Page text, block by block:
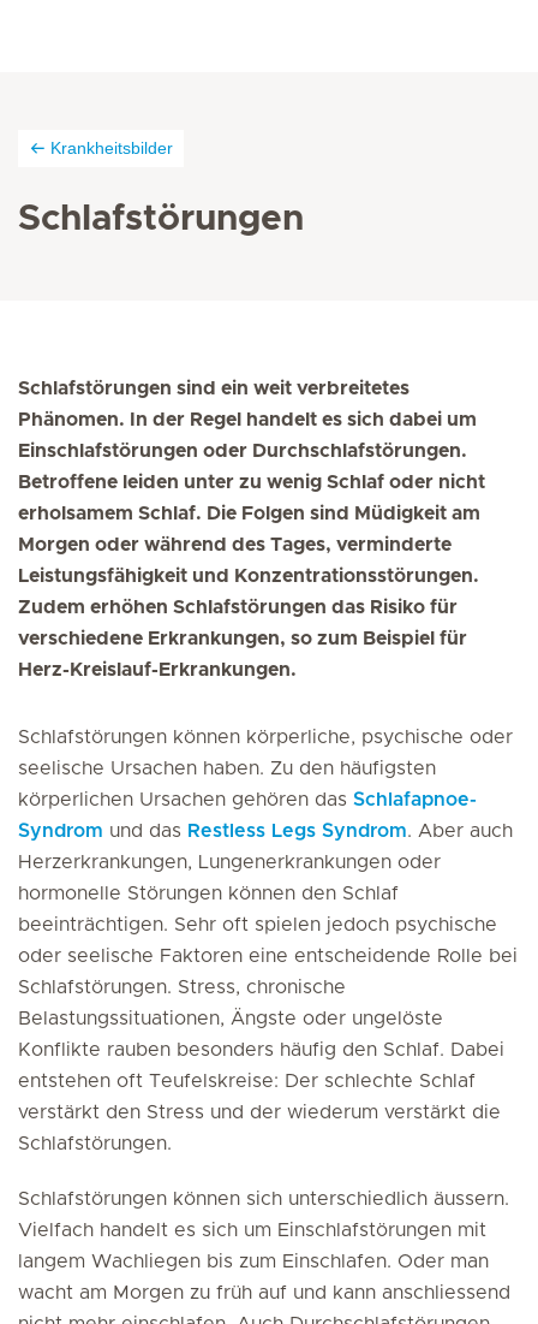
Krankheitsbilder
Schlafstörungen
Schlafstörungen sind ein weit verbreitetes
Phänomen. In der Regel handelt es sich dabei um
Einschlafstörungen oder Durchschlafstörungen.
Betroffene leiden unter zu wenig Schlaf oder nicht
erholsamem Schlaf. Die Folgen sind Müdigkeit am
Morgen oder während des Tages, verminderte
Leistungsfähigkeit und Konzentrationsstörungen.
Zudem erhöhen Schlafstörungen das Risiko für
verschiedene Erkrankungen, so zum Beispiel für
Herz-Kreislauf-Erkrankungen.
Schlafstörungen können körperliche, psychische oder
seelische Ursachen haben. Zu den häufigsten
körperlichen Ursachen gehören das Schlafapnoe-
Syndrom und das Restless Legs Syndrom. Aber auch
Herzerkrankungen, Lungenerkrankungen oder
hormonelle Störungen können den Schlaf
beeinträchtigen. Sehr oft spielen jedoch psychische
oder seelische Faktoren eine entscheidende Rolle bei
Schlafstörungen. Stress, chronische
Belastungssituationen, Ängste oder ungelöste
Konflikte rauben besonders häufig den Schlaf. Dabei
entstehen oft Teufelskreise: Der schlechte Schlaf
verstärkt den Stress und der wiederum verstärkt die
Schlafstörungen.
Schlafstörungen können sich unterschiedlich äussern.
Vielfach handelt es sich um Einschlafstörungen mit
langem Wachliegen bis zum Einschlafen. Oder man
wacht am Morgen zu früh auf und kann anschliessend